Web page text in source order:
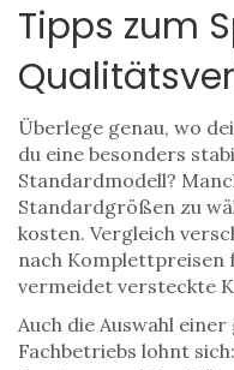
Tipps zum
Überlege genau, wo
du eine besonders
Standardmodell?
Standardgrößen zu
kosten. Vergleich
nach Komplettpreisen
vermeidet versteckte
Auch die Auswahl
Fachbetriebs lohnt